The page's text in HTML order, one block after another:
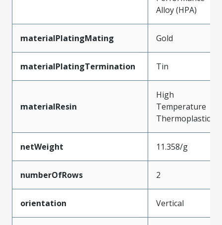
Alloy (HPA)
materialPlatingMating Gold
materialPlatingTermination Tin
materialResin
High
Temperature
Thermoplastic
netWeight 11.358/g
numberOfRows 2
orientation Vertical